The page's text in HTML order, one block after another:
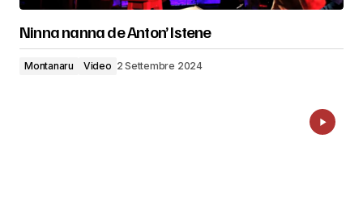
Ninna nanna de Anton’ Istene
Montanaru Video 2 Settembre 2024